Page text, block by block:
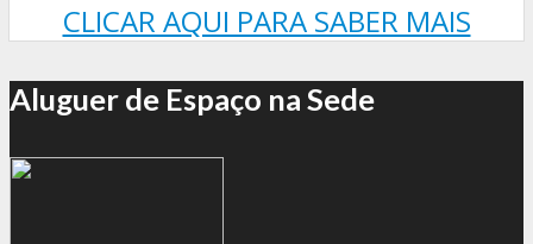
CLICAR AQUI PARA SABER MAIS
Aluguer de Espaço na Sede